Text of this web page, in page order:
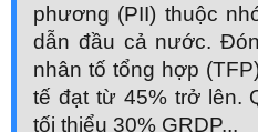
phương (PII) thuộc
dẫn đầu cả nước.
nhân tố tổng hợp
tế đạt từ 45% trở lên.
tối thiểu 30% GRDP...